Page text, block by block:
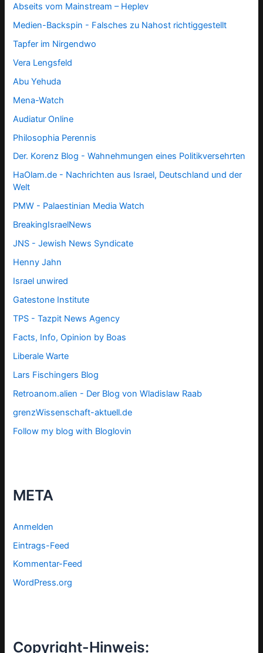
Abseits vom Mainstream – Heplev
Medien-Backspin - Falsches zu Nahost richtiggestellt
Tapfer im Nirgendwo
Vera Lengsfeld
Abu Yehuda
Mena-Watch
Audiatur Online
Philosophia Perennis
Der. Korenz Blog - Wahnehmungen eines Politikversehrten
HaOlam.de - Nachrichten aus Israel, Deutschland und der
Welt
PMW - Palaestinian Media Watch
BreakingIsraelNews
JNS - Jewish News Syndicate
Henny Jahn
Israel unwired
Gatestone Institute
TPS -Tazpit News Agency
Facts, Info, Opinion by Boas
Liberale Warte
Lars Fischingers Blog
Retroanom.alien - Der Blog von Wladislaw Raab
grenzWissenschaft-aktuell.de
Follow my blog with Bloglovin
META
Anmelden
Eintrags-Feed
Kommentar-Feed
WordPress.org
Copyright-Hinweis: